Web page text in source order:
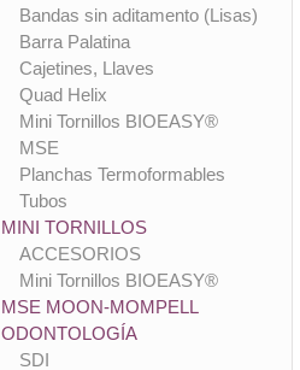
Bandas sin aditamento (Lisas)
Barra Palatina
Cajetines, Llaves
Quad Helix
Mini Tornillos BIOEASY®
MSE
Planchas Termoformables
Tubos
MINI TORNILLOS
ACCESORIOS
Mini Tornillos BIOEASY®
MSE MOON-MOMPELL
ODONTOLOGÍA
SDI